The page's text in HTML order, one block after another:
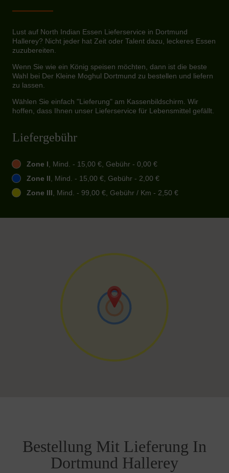
Lust auf North Indian Essen Lieferservice in Dortmund
Hallerey? Nicht jeder hat Zeit oder Talent dazu, leckeres Essen
zuzubereiten.
Wenn Sie wie ein König speisen möchten, dann ist die beste
Wahl bei Der Kleine Moghul Dortmund zu bestellen und liefern
zu lassen.
Wählen Sie einfach "Lieferung" am Kassenbildschirm. Wir
hoffen, dass Ihnen unser Lieferservice für Lebensmittel gefällt.
Liefergebühr
Zone I, Mind. - 15,00 €, Gebühr - 0,00 €
Zone II, Mind. - 15,00 €, Gebühr - 2,00 €
Zone III, Mind. - 99,00 €, Gebühr / Km - 2,50 €
Bestellung Mit Lieferung In
Dortmund Hallerey